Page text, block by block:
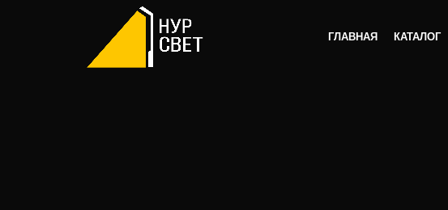
ГЛАВНАЯ КАТАЛОГ